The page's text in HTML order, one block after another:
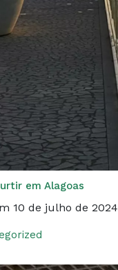
em Alagoas
10 de julho de 2024